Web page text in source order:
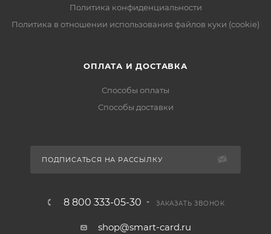
Политика конфиденциальности
Политика в отношении использования файлов куки (cookie)
ОПЛАТА И ДОСТАВКА
Способы оплаты
Способы доставки
ПОДПИСАТЬСЯ НА РАССЫЛКУ
8 800 333-05-30 ЗАКАЗАТЬ ЗВОНОК
shop@smart-card.ru